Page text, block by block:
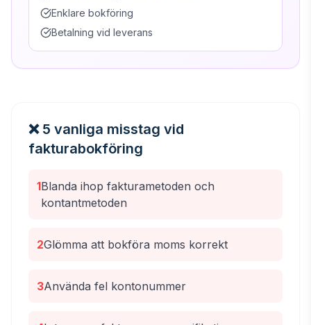
Enklare bokföring
Betalning vid leverans
❌ 5 vanliga misstag vid
fakturabokföring
1Blanda ihop fakturametoden och
kontantmetoden
2Glömma att bokföra moms korrekt
3Använda fel kontonummer